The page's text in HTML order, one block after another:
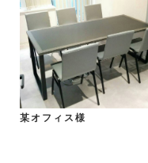
某オフィス様